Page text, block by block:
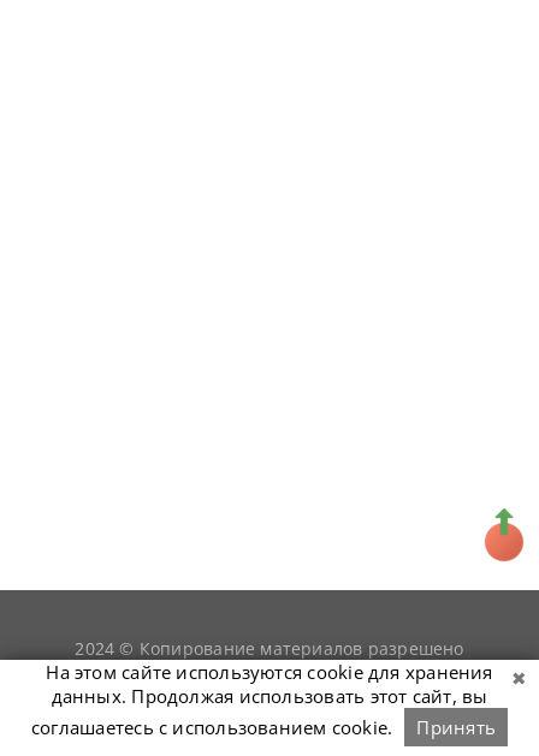
2024 © Копирование материалов разрешено
только при условии гиперссылки наsnookerist.ru
На этом сайте используются cookie для хранения
данных. Продолжая использовать этот сайт, вы
соглашаетесь с использованием cookie.
Принять